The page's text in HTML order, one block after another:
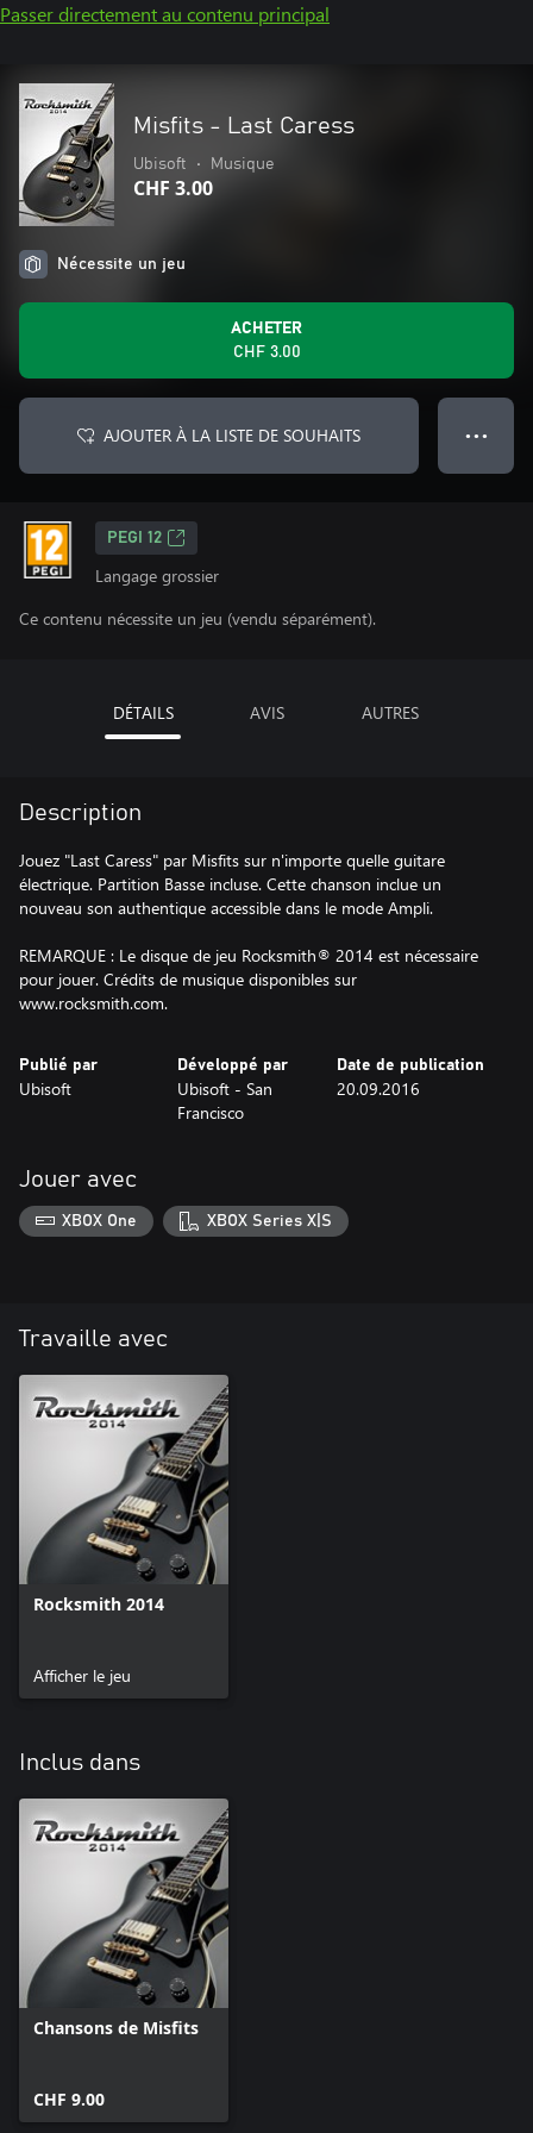
Passer directement au contenu principal
Misfits - Last Caress
Ubisoft • Musique
CHF 3.00
Nécessite un jeu
ACHETER
CHF 3.00
AJOUTER À LA LISTE DE SOUHAITS ● ● ●
PEGI 12
Langage grossier
Ce contenu nécessite un jeu (vendu séparément).
DÉTAILS AVIS AUTRES
Description
Jouez "Last Caress" par Misfits sur n'importe quelle guitare
électrique. Partition Basse incluse. Cette chanson inclue un
nouveau son authentique accessible dans le mode Ampli.
REMARQUE : Le disque de jeu Rocksmith® 2014 est nécessaire
pour jouer. Crédits de musique disponibles sur
www.rocksmith.com.
Publié par
Ubisoft
Développé par
Ubisoft - San
Francisco
Date de publication
20.09.2016
Jouer avec
XBOX One XBOX Series X|S
Travaille avec
Rocksmith 2014
Afficher le jeu
Inclus dans
Chansons de Misfits
CHF 9.00